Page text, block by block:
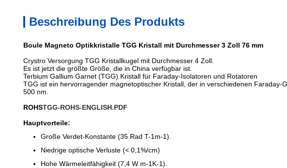
Beschreibung Des Produkts
Boule Magneto Optikkristalle TGG Kristall mit Durchmesser 3 Zoll 76 mm
Crystro Versorgung TGG Kristallkugel mit Durchmesser 4 Zoll.
Es ist jetzt die größte Größe, die in China verfügbar ist.
Terbium Gallium Garnet (TGG) Kristall für Faraday-Isolatoren und Rotatoren
TGG ist ein hervorragender magnetoptischer Kristall, der in verschiedenen
500 nm.
ROHSTGG-ROHS-ENGLISH.PDF
Hauptvorteile:
Große Verdet-Konstante (35 Rad T-1m-1).
Niedrige optische Verluste (< 0,1%/cm)
Hohe Wärmeleitfähigkeit (7,4 W m-1K-1).